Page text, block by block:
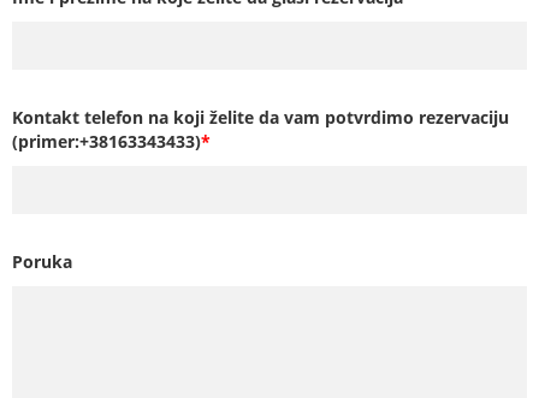
Kontakt telefon na koji želite da vam potvrdimo rezervaciju
(primer:+38163343433)*
Poruka